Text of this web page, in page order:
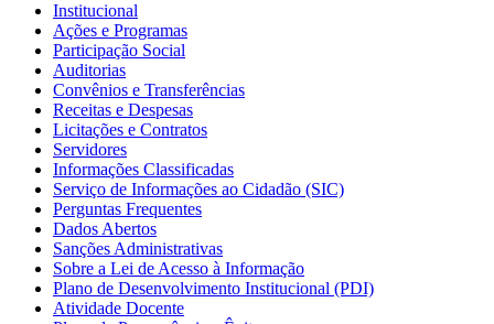
Institucional
Ações e Programas
Participação Social
Auditorias
Convênios e Transferências
Receitas e Despesas
Licitações e Contratos
Servidores
Informações Classificadas
Serviço de Informações ao Cidadão (SIC)
Perguntas Frequentes
Dados Abertos
Sanções Administrativas
Sobre a Lei de Acesso à Informação
Plano de Desenvolvimento Institucional (PDI)
Atividade Docente